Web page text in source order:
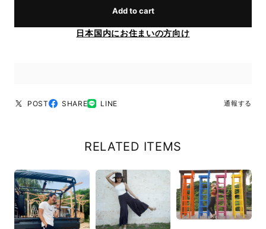
Add to cart
日本国内にお住まいの方向け
POST SHARE LINE 通報する
RELATED ITEMS